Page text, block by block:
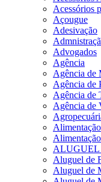
Acessórios
Açougue
Adesivação
Advogados
Agência
Agência de
Agência de
Agência de
Agência de
Alimentação
ALUGUEL
Aluguel de
Aluguel de